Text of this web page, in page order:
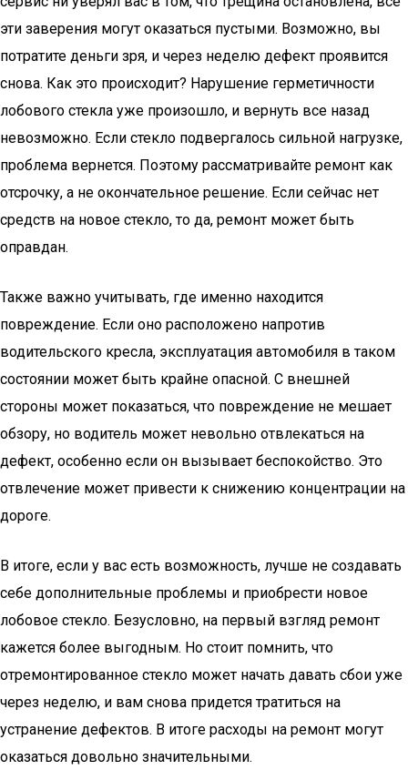
эти заверения могут оказаться пустыми. Возможно, вы
потратите деньги зря, и через неделю дефект проявится
снова. Как это происходит? Нарушение герметичности
лобового стекла уже произошло, и вернуть все назад
невозможно. Если стекло подвергалось сильной нагрузке,
проблема вернется. Поэтому рассматривайте ремонт как
отсрочку, а не окончательное решение. Если сейчас нет
средств на новое стекло, то да, ремонт может быть
оправдан.
Также важно учитывать, где именно находится
повреждение. Если оно расположено напротив
водительского кресла, эксплуатация автомобиля в таком
состоянии может быть крайне опасной. С внешней
стороны может показаться, что повреждение не мешает
обзору, но водитель может невольно отвлекаться на
дефект, особенно если он вызывает беспокойство. Это
отвлечение может привести к снижению концентрации на
дороге.
В итоге, если у вас есть возможность, лучше не создавать
себе дополнительные проблемы и приобрести новое
лобовое стекло. Безусловно, на первый взгляд ремонт
кажется более выгодным. Но стоит помнить, что
отремонтированное стекло может начать давать сбои уже
через неделю, и вам снова придется тратиться на
устранение дефектов. В итоге расходы на ремонт могут
оказаться довольно значительными.